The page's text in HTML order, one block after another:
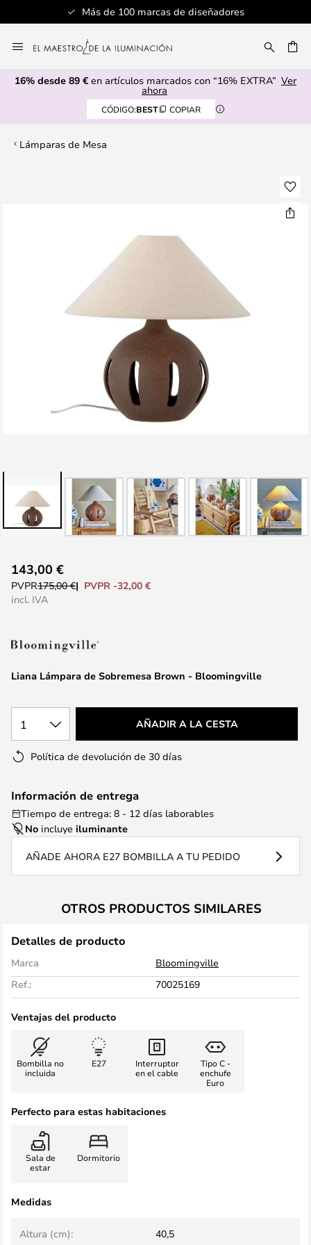
Más de 100 marcas de diseñadores
al
contenido
16% desde 89 € en artículos marcados con “16% EXTRA” Ver
ahora
CÓDIGO:BEST COPIAR
Lámparas de Mesa
comienzo
galería
imágenes
Liana Lámpara de Sobremesa Brown - Bloomingville
143,00 €
PVPR175,00 €
PVPR -32,00 €
incl. IVA
1 AÑADIR A LA CESTA
Política de devolución de 30 días
Información de entrega
Tiempo de entrega: 8 - 12 días laborables
No incluye iluminante
AÑADE AHORA E27 BOMBILLA A TU PEDIDO
OTROS PRODUCTOS SIMILARES
Detalles de producto
Marca
Bloomingville
Ref.:
70025169
Ventajas del producto
Bombilla no
incluida
E27
Interruptor
en el cable
Tipo C -
enchufe
Euro
Perfecto para estas habitaciones
Sala de
estar
Dormitorio
Medidas
Altura (cm): 40,5